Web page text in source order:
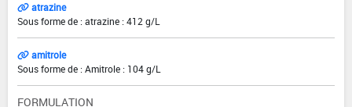
atrazine
Sous forme de : atrazine : 412 g/L
amitrole
Sous forme de : Amitrole : 104 g/L
FORMULATION